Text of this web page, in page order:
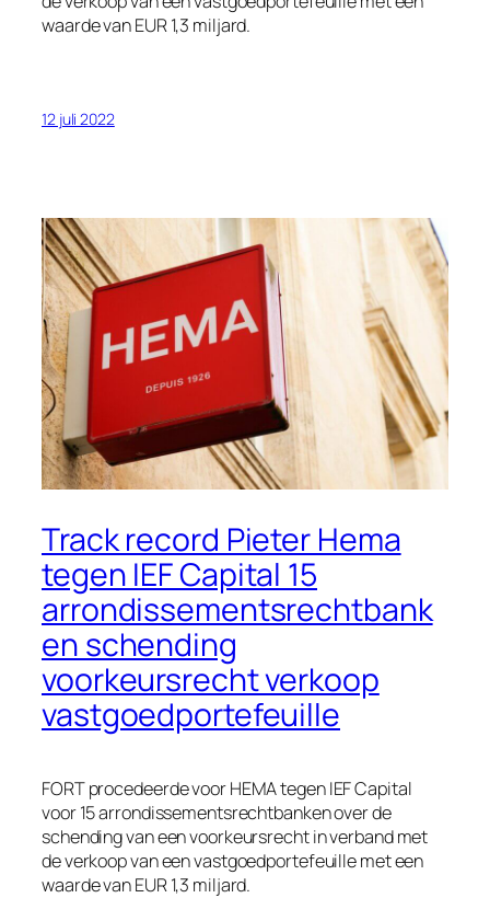
waarde van EUR 1,3 miljard.
12 juli 2022
Track record Pieter Hema
tegen IEF Capital 15
arrondissementsrechtbank
en schending
voorkeursrecht verkoop
vastgoedportefeuille
FORT procedeerde voor HEMA tegen IEF Capital
voor 15 arrondissementsrechtbanken over de
schending van een voorkeursrecht in verband met
de verkoop van een vastgoedportefeuille met een
waarde van EUR 1,3 miljard.